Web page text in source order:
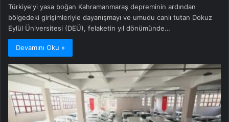
Türkiye'yi yasa boğan Kahramanmaraş depreminin ardından
bölgedeki girişimleriyle dayanışmayı ve umudu canlı tutan Dokuz
Eylül Üniversitesi (DEÜ), felaketin yıl dönümünde…
Devamını Oku »